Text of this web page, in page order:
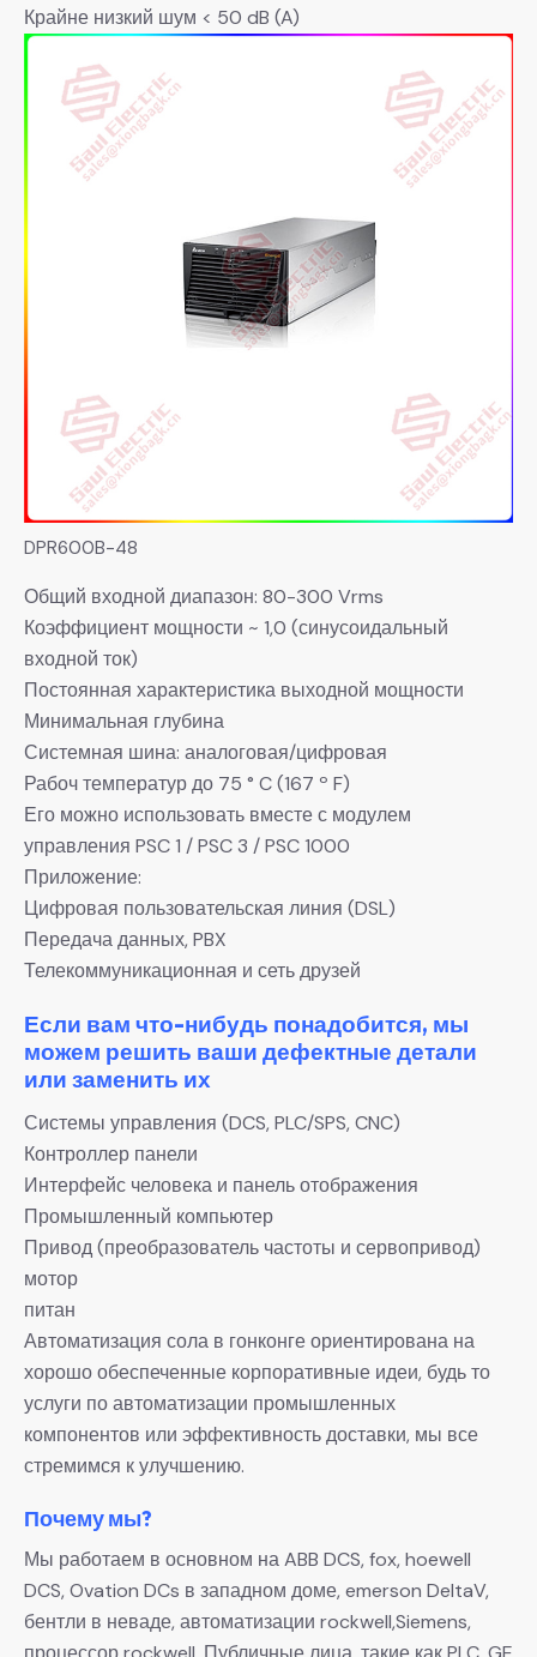
Крайне низкий шум < 50 dB (A)
DPR600B-48
Общий входной диапазон: 80-300 Vrms
Коэффициент мощности ~ 1,0 (синусоидальный
входной ток)
Постоянная характеристика выходной мощности
Минимальная глубина
Системная шина: аналоговая/цифровая
Рабоч температур до 75 ° C (167 º F)
Его можно использовать вместе с модулем
управления PSC 1 / PSC 3 / PSC 1000
Приложение:
Цифровая пользовательская линия (DSL)
Передача данных, PBX
Телекоммуникационная и сеть друзей
Если вам что-нибудь понадобится, мы
можем решить ваши дефектные детали
или заменить их
Системы управления (DCS, PLC/SPS, CNC)
Контроллер панели
Интерфейс человека и панель отображения
Промышленный компьютер
Привод (преобразователь частоты и сервопривод)
мотор
питан
Автоматизация сола в гонконге ориентирована на
хорошо обеспеченные корпоративные идеи, будь то
услуги по автоматизации промышленных
компонентов или эффективность доставки, мы все
стремимся к улучшению.
Почему мы?
Мы работаем в основном на ABB DCS, fox, hoewell
DCS, Ovation DCs в западном доме, emerson DeltaV,
бентли в неваде, автоматизации rockwell,Siemens,